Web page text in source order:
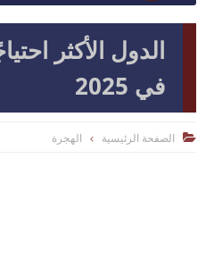
الدول الأكثر
في 2025
 الصفحة الرئيسية الهجرة